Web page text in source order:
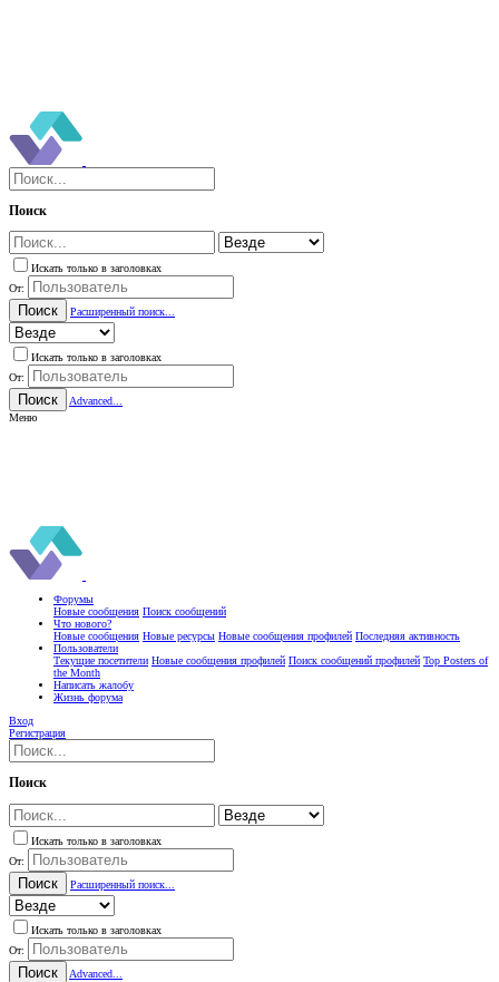
Поиск
Искать только в заголовках
От:
Поиск Расширенный поиск...
Искать только в заголовках
От:
Поиск
Advanced...
Меню
Форумы
Новые сообщения Поиск сообщений
Что нового?
Новые сообщения Новые ресурсы Новые сообщения профилей Последняя активность
Пользователи
Текущие посетители Новые сообщения профилей Поиск сообщений профилей Top Posters of
the Month
Написать жалобу
Жизнь форума
Вход
Регистрация
Поиск
Искать только в заголовках
От:
Поиск Расширенный поиск...
Искать только в заголовках
От:
Поиск
Advanced...